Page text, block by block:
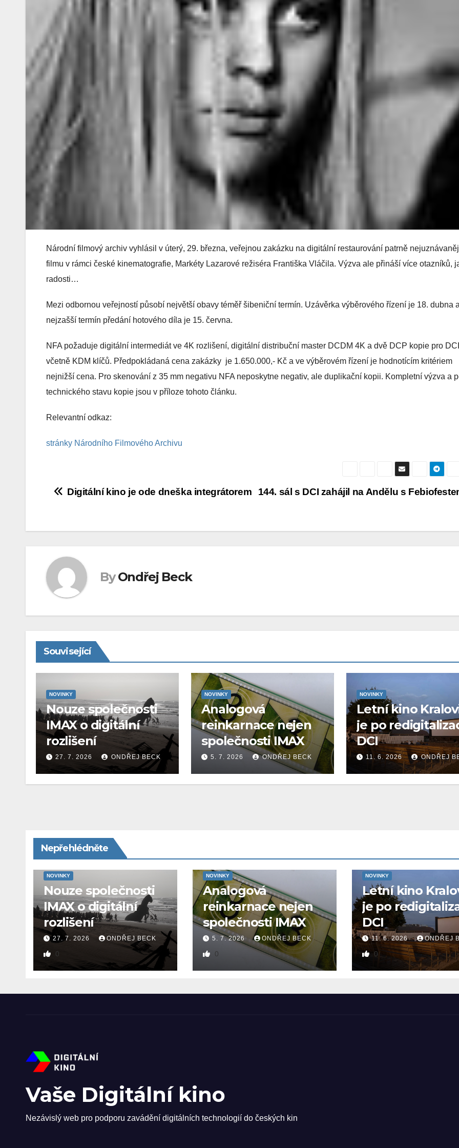
Národní filmový archiv vyhlásil v úterý, 29. března, veřejnou zakázku na digitální restaurování patrně
filmu v rámci české kinematografie, Markéty Lazarové režiséra Františka Vláčila. Výzva ale přináší více otazníků,
radosti…
Mezi odbornou veřejností působí největší obavy téměř šibeniční termín. Uzávěrka výběrového řízení je 18. dubna
nejzašší termín předání hotového díla je 15. června.
NFA požaduje digitální intermediát ve 4K rozlišení, digitální distribuční master DCDM 4K a dvě DCP kopie pro
včetně KDM klíčů. Předpokládaná cena zakázky je 1.650.000,- Kč a ve výběrovém řízení je hodnotícím kritériem
nejnižší cena. Pro skenování z 35 mm negativu NFA neposkytne negativ, ale duplikační kopii. Kompletní výzva a
technického stavu kopie jsou v příloze tohoto článku.
Relevantní odkaz:
stránky Národního Filmového Archivu
Navigace
příspěvek
144. sál s DCI zahájil na Andělu s
Digitální kino je ode dneška integrátorem
By Ondřej Beck
Související
NOVINKY
Nouze společnosti
IMAX o digitální
rozlišení
27. 7. 2026 ONDŘEJ BECK
NOVINKY
Analogová
reinkarnace nejen
společnosti IMAX
5. 7. 2026 ONDŘEJ BECK
NOVINKY
Letní kino
je po
DCI
11. 6. 2026 ONDŘEJ
Nepřehlédněte
NOVINKY
Nouze společnosti
IMAX o digitální
rozlišení
27. 7. 2026 ONDŘEJ BECK
0
NOVINKY
Analogová
reinkarnace nejen
společnosti IMAX
5. 7. 2026 ONDŘEJ BECK
0
NOVINKY
Letní kino
je po
DCI
11. 6. 2026 ONDŘEJ
0
Vaše Digitální kino
Nezávislý web pro podporu zavádění digitálních technologií do českých kin